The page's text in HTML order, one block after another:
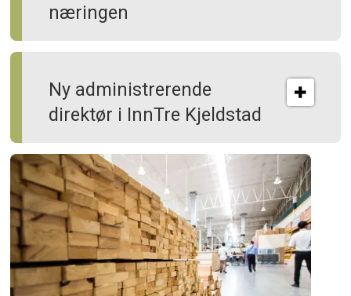
næringen
Ny administrerende
direktør i InnTre Kjeldstad